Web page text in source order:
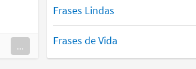
...
Frases Lindas
Frases de Vida